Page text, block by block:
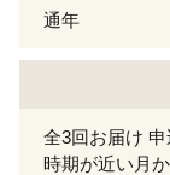
通年
全3回お届け
時期が近い月